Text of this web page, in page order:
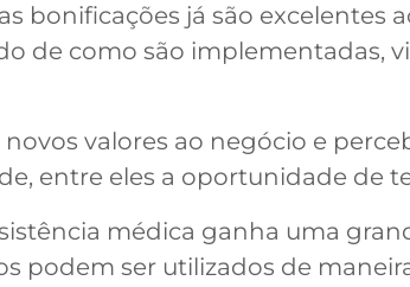
bonificações já são
de como são implementadas,
valores ao negócio e
entre eles a oportunidade de
médica ganha uma
podem ser utilizados de